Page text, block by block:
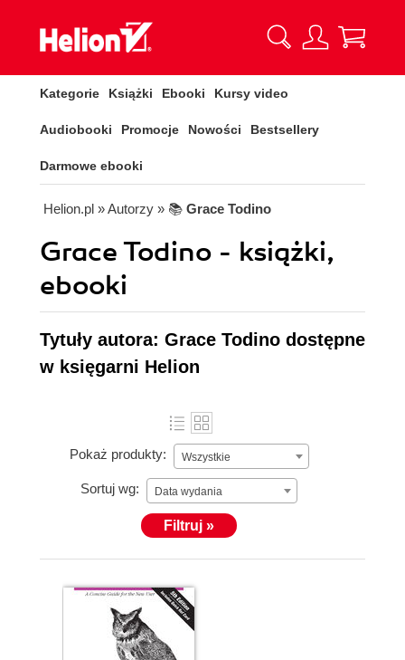
Kategorie Książki Ebooki Kursy video
Audiobooki Promocje Nowości Bestsellery
Darmowe ebooki
Helion.pl » Autorzy » 📚 Grace Todino
Grace Todino - książki,
ebooki
Tytuły autora: Grace Todino dostępne
w księgarni Helion
Pokaż produkty: Wszystkie
Sortuj wg: Data wydania
Filtruj »